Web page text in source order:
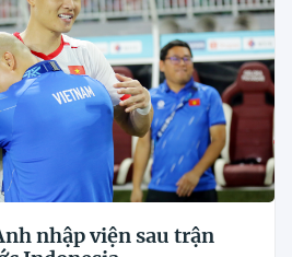
nhập viện sau trận